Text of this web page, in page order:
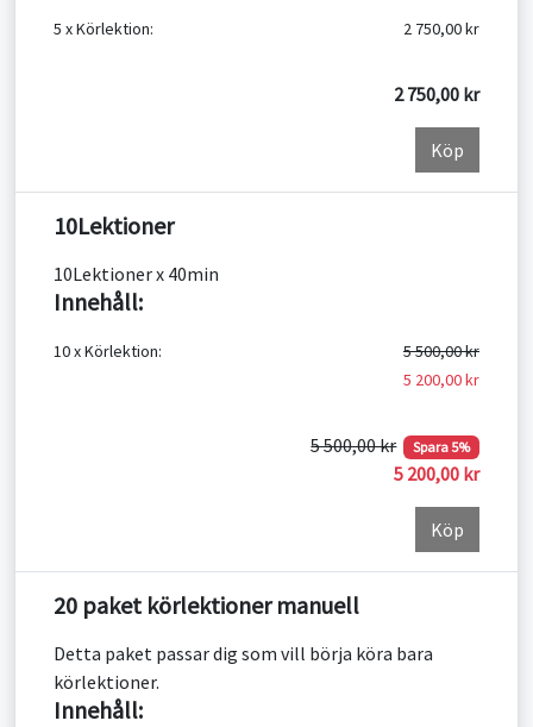
5 x Körlektion: 2 750,00 kr
2 750,00 kr
Köp
10Lektioner
10Lektioner x 40min
Innehåll:
10 x Körlektion:
5 500,00 kr
5 200,00 kr
5 500,00 kr Spara 5%
5 200,00 kr
Köp
20 paket körlektioner manuell
Detta paket passar dig som vill börja köra bara
körlektioner.
Innehåll: